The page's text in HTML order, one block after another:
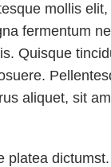
mollis
fermentum
Quisque
aliquet, sit
platea